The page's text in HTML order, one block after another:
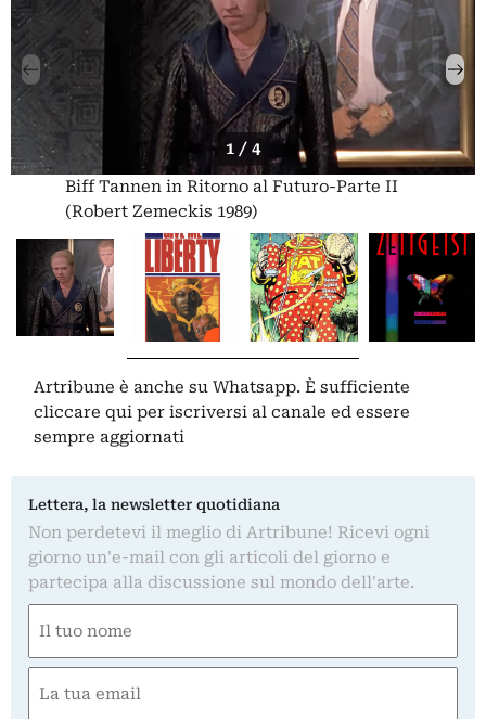
1 / 4
Biff Tannen in Ritorno al Futuro-Parte II
(Robert Zemeckis 1989)
Artribune è anche su Whatsapp. È sufficiente
cliccare qui per iscriversi al canale ed essere
sempre aggiornati
Lettera, la newsletter quotidiana
Non perdetevi il meglio di Artribune! Ricevi ogni
giorno un'e-mail con gli articoli del giorno e
partecipa alla discussione sul mondo dell'arte.
(Obbligatorio)
Nome
(Obbligatorio)